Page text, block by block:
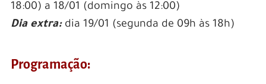
18:00) a 18/01 (domingo às 12:00)
Dia extra: dia 19/01 (segunda de 09h às 18h)
Programação: